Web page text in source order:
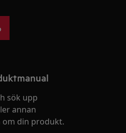
sök upp
annan
din produkt.